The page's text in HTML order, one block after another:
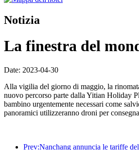
Notizia
La finestra del
Date: 2023-04-30
Alla vigilia del giorno di maggio, la
nuovo percorso parte dalla Yitian Holiday
bambino urgentemente necessari come
panoramici utilizzeranno droni per